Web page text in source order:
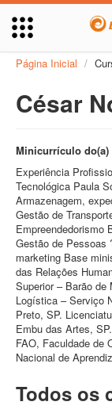
Página Inicial /
César
Minicurrículo do(a)
Experiência
Tecnológica Paula
Armazenagem,
Gestão de
Empreendedorismo
Gestão de Pessoas
marketing Base
das Relações
Superior – Barão de
Logística – Serviço
Preto, SP.
Embu das Artes,
FAO, Faculdade de
Nacional de
Todos os